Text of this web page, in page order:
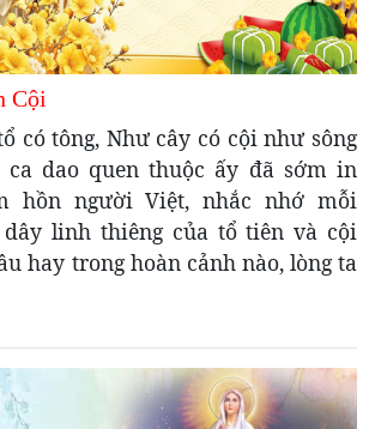
Cội
có tông, Như cây có cội như sông
ca dao quen thuộc ấy đã sớm in
hồn người Việt, nhắc nhớ mỗi
linh thiêng của tổ tiên và cội
hay trong hoàn cảnh nào, lòng ta